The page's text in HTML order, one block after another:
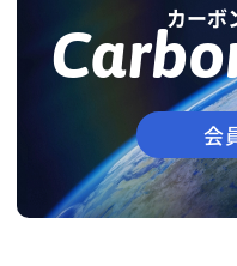
カーボ
会